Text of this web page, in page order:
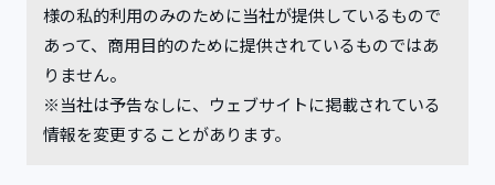
様の私的利用のみのために当社が提供しているもので
あって、商用目的のために提供されているものではあ
りません。
※当社は予告なしに、ウェブサイトに掲載されている
情報を変更することがあります。